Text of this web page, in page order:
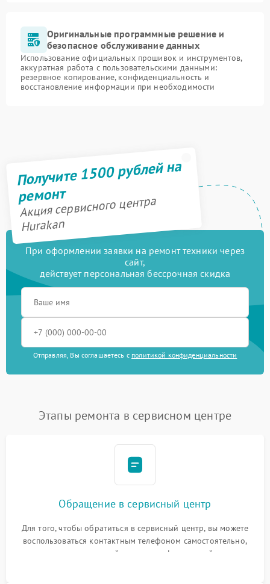
Оригинальные программные решение и
безопасное обслуживание данных
Использование официальных прошивок и инструментов,
аккуратная работа с пользовательскими данными:
резервное копирование, конфиденциальность и
восстановление информации при необходимости
Получите 1500 рублей на
ремонт
Акция сервисного центра
Hurakan
При оформлении заявки на ремонт техники через
сайт,
действует персональная бессрочная скидка
Отправляя, Вы соглашаетесь с политикой конфиденциальности
Этапы ремонта в сервисном центре
Обращение в сервисный центр
Для того, чтобы обратиться в сервисный центр, вы можете
воспользоваться контактным телефоном самостоятельно,
или оставить свой номер телефона на сайте